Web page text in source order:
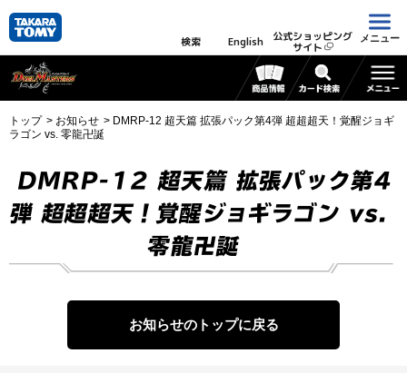
検索 English 公式ショッピング
サイト
メニュー
トップ お知らせ
DMRP-12 超天篇 拡張パック第4弾 超超超天！覚醒ジョギ
ラゴン vs. 零龍卍誕
DMRP-12 超天篇 拡張パック第4
弾 超超超天！覚醒ジョギラゴン vs.
零龍卍誕
お知らせのトップに戻る